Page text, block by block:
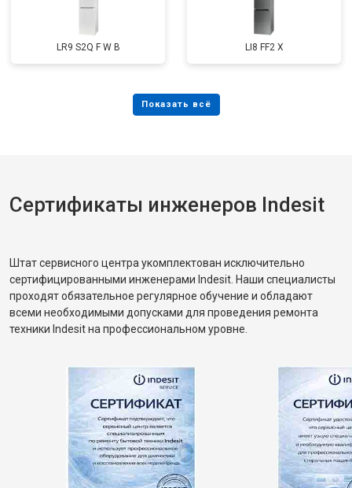
LR9 S2Q F W B LI8 FF2 X
Сертификаты инженеров Indesit
Штат сервисного центра укомплектован исключительно
сертифицированными инженерами Indesit. Наши специалисты
проходят обязательное регулярное обучение и обладают
всеми необходимыми допусками для проведения ремонта
техники Indesit на профессиональном уровне.